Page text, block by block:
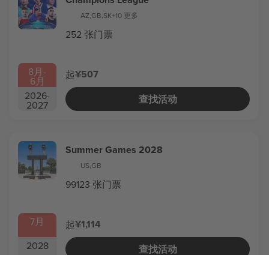
8月-
6月
2026-
2027
AZ,GB,SK+10 更多
252 张门票
起¥507
查找活动
7月
2028
Summer Games 2028
US,GB
99123 张门票
起¥1,114
查找活动